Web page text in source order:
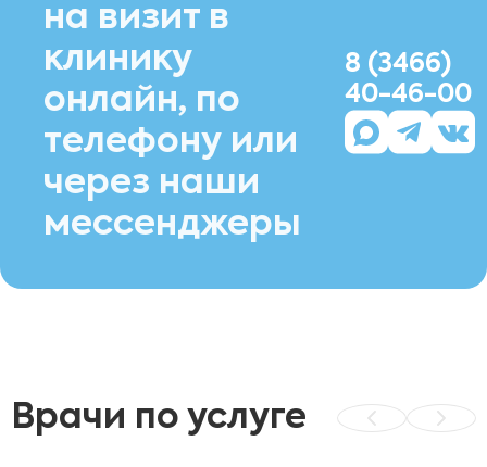
на визит в
клинику
онлайн, по
телефону или
через наши
мессенджеры
8 (3466)
40-46-00
Врачи по услуге